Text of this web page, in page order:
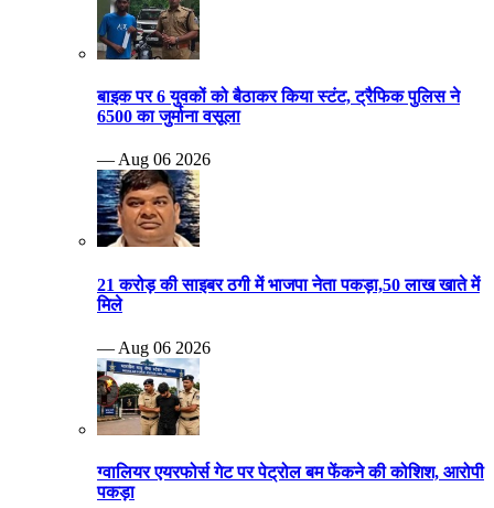
बाइक पर 6 युवकों को बैठाकर किया स्टंट, ट्रैफिक पुलिस ने
6500 का जुर्माना वसूला
— Aug 06 2026
21 करोड़ की साइबर ठगी में भाजपा नेता पकड़ा,50 लाख खाते में
मिले
— Aug 06 2026
ग्वालियर एयरफोर्स गेट पर पेट्रोल बम फेंकने की कोशिश, आरोपी
पकड़ा